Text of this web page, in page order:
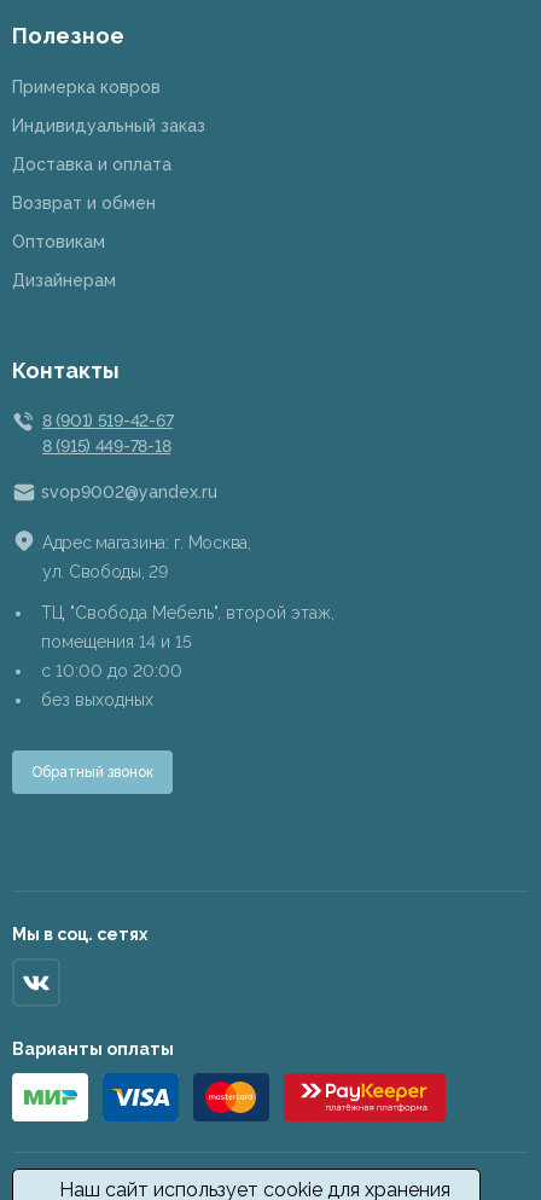
Наш сайт использует cookie для хранения
Полезное
Примерка ковров
Индивидуальный заказ
Доставка и оплата
Возврат и обмен
Оптовикам
Дизайнерам
Контакты
8 (901) 519-42-67
8 (915) 449-78-18
svop9002@yandex.ru
Адрес магазина: г. Москва,
ул. Свободы, 29
ТЦ "Свобода Мебель", второй этаж,
помещения 14 и 15
c 10:00 до 20:00
без выходных
Обратный звонок
Мы в соц. сетях
Варианты оплаты